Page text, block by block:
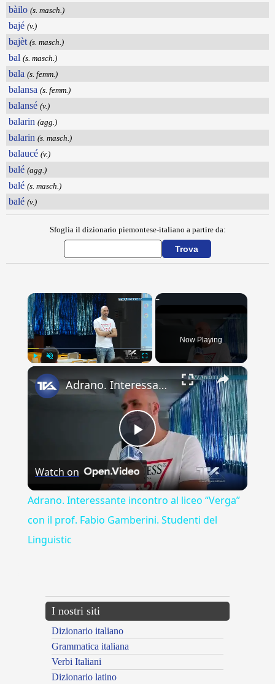
bàilo (s. masch.)
bajé (v.)
bajèt (s. masch.)
bal (s. masch.)
bala (s. femm.)
balansa (s. femm.)
balansé (v.)
balarin (agg.)
balarin (s. masch.)
balaucé (v.)
balé (agg.)
balé (s. masch.)
balé (v.)
Sfoglia il dizionario piemontese-italiano a partire da:
×
Now Playing
×
Play
Video
Adrano. Interessante incontro al liceo “Verga” con il prof. Fabio Gamberini. Studenti del Linguistic
Watch on
Adrano. Interessante incontro al liceo “Verga”
con il prof. Fabio Gamberini. Studenti del
Linguistic
I nostri siti
Dizionario italiano
Grammatica italiana
Verbi Italiani
Dizionario latino